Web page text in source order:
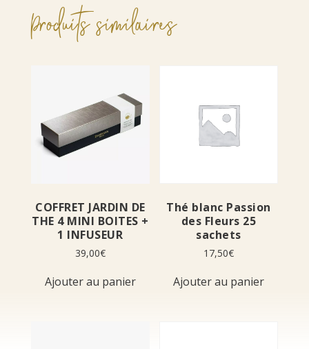
Produits similaires
COFFRET JARDIN DE
THE 4 MINI BOITES +
1 INFUSEUR
39,00€
Ajouter au panier
Thé blanc Passion
des Fleurs 25
sachets
17,50€
Ajouter au panier